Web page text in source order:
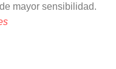
mayor sensibilidad.